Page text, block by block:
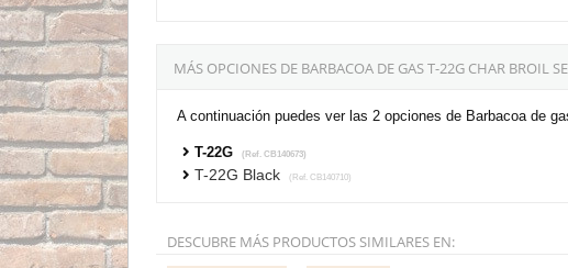
MÁS OPCIONES DE BARBACOA DE GAS T-22G CHAR BROIL
A continuación puedes ver las 2 opciones de Barbacoa de
T-22G (Ref. CB140673)
T-22G Black (Ref. CB140710)
DESCUBRE MÁS PRODUCTOS SIMILARES EN: